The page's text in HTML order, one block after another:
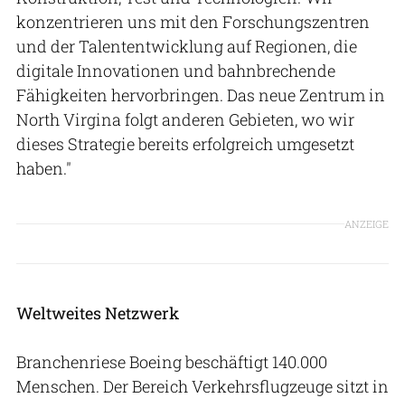
konzentrieren uns mit den Forschungszentren
und der Talententwicklung auf Regionen, die
digitale Innovationen und bahnbrechende
Fähigkeiten hervorbringen. Das neue Zentrum in
North Virgina folgt anderen Gebieten, wo wir
dieses Strategie bereits erfolgreich umgesetzt
haben."
ANZEIGE
Weltweites Netzwerk
Branchenriese Boeing beschäftigt 140.000
Menschen. Der Bereich Verkehrsflugzeuge sitzt in